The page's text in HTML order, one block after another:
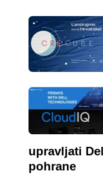
upravljati
pohrane